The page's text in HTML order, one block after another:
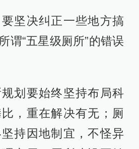
坚决纠正一些地方搞
谓“五星级厕所”的错误
划要始终坚持布局科
，重在解决有无；厕
持因地制宜，不怪异